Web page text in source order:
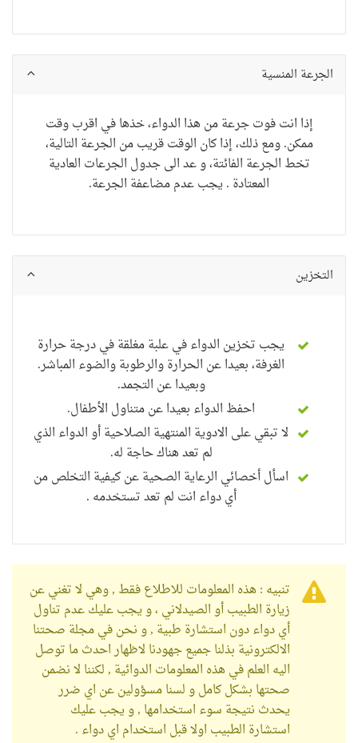
الجرعة المنسية
إذا انت فوت جرعة من هذا الدواء، خذها في اقرب وقت
ممكن. ومع ذلك، إذا كان الوقت قريب من الجرعة التالية،
تخط الجرعة الفائتة، و عد الى جدول الجرعات العادية
المعتادة . يجب عدم مضاعفة الجرعة.
التخزين
يجب تخزين الدواء في علبة مغلقة في درجة حرارة
الغرفة، بعيدا عن الحرارة والرطوبة والضوء المباشر.
وبعيدا عن التجمد.
احفظ الدواء بعيدا عن متناول الأطفال.
لا تبقي على الادوية المنتهية الصلاحية أو الدواء الذي
لم تعد هناك حاجة له.
اسأل أخصائي الرعاية الصحية عن كيفية التخلص من
أي دواء انت لم تعد تستخدمه .
تنبيه : هذه المعلومات للاطلاع فقط , وهي لا تغني عن
زيارة الطبيب أو الصيدلاني ، و يجب عليك عدم تناول
أي دواء دون استشارة طبية , و نحن في مجلة صحتنا
الالكترونية بذلنا جميع جهودنا لاظهار احدث ما توصل
اليه العلم في هذه المعلومات الدوائية , لكننا لا نضمن
صحتها بشكل كامل و لسنا مسؤولين عن اي ضرر
يحدث نتيجة سوء استخدامها , و يجب عليك
استشارة الطبيب اولا قبل استخدام اي دواء .